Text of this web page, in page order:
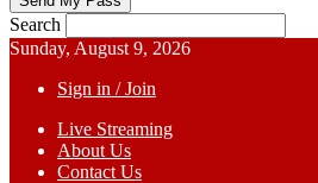
Search
Sunday, August 9, 2026
Sign in / Join
Live Streaming
About Us
Contact Us